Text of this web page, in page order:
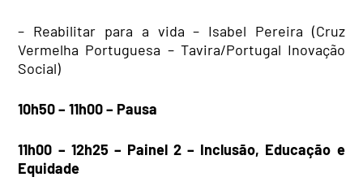
– Reabilitar para a vida – Isabel Pereira (Cruz
Vermelha Portuguesa – Tavira/Portugal Inovação
Social)
10h50 – 11h00 – Pausa
11h00 – 12h25 – Painel 2 – Inclusão, Educação e
Equidade